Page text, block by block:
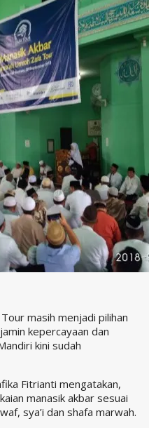
masih menjadi pilihan
kepercayaan dan
kini sudah
Fitrianti mengatakan,
manasik akbar sesuai
sya’i dan shafa marwah.